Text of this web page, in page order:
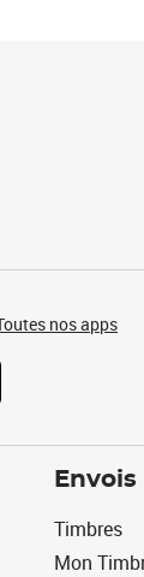
nos apps
Timbres
Mon